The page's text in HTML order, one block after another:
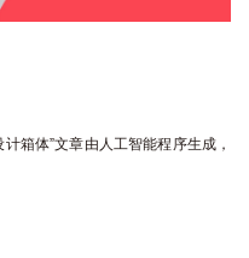
箱体”文章由人工智能程序生成，